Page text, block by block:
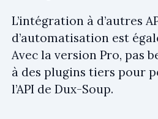
L’intégration à d’autres
d’automatisation est
Avec la version Pro, pas
à des plugins tiers pour
l’API de Dux-Soup.